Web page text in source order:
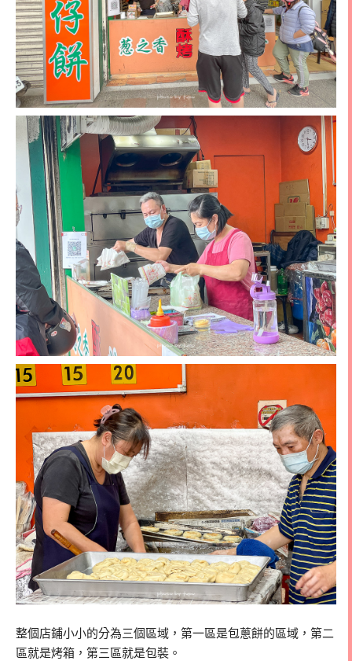
整個店鋪小小的分為三個區域，第一區是包蔥餅的區域，第二
區就是烤箱，第三區就是包裝。